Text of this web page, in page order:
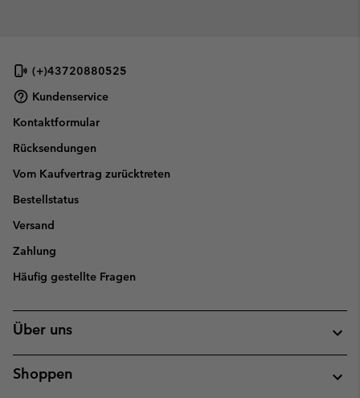
(+)43720880525
Kundenservice
Kontaktformular
Rücksendungen
Vom Kaufvertrag zurücktreten
Bestellstatus
Versand
Zahlung
Häufig gestellte Fragen
Über uns
Shoppen